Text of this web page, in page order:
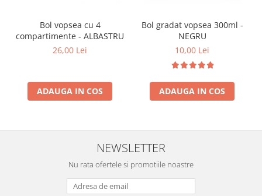
Bol vopsea cu 4
compartimente - ALBASTRU
26,00 Lei
ADAUGA IN COS
Bol gradat vopsea 300ml -
NEGRU
10,00 Lei
ADAUGA IN COS
NEWSLETTER
Nu rata ofertele si promotiile noastre